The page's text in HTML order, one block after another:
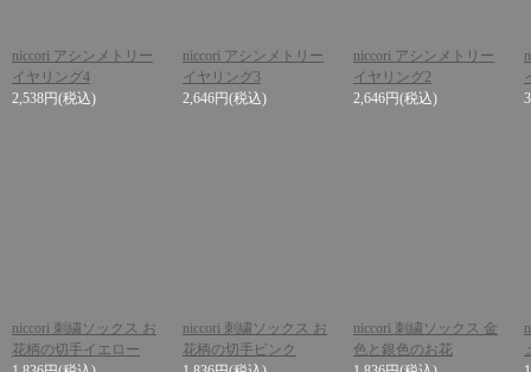
niccori アシンメトリー
イヤリング4
2,538円(税込)
niccori アシンメトリー
イヤリング3
2,646円(税込)
niccori アシンメトリー
イヤリング2
2,646円(税込)
niccori 刺繍ソックス お
花柄の切手イエロー
niccori 刺繍ソックス お
花柄の切手ピンク
niccori 刺繍ソックス 金
色と銀色のお花